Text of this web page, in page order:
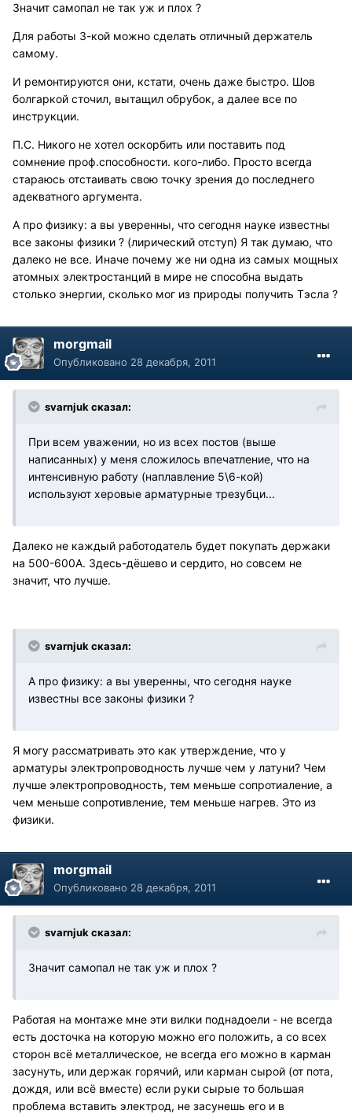
Значит самопал не так уж и плох ?
Для работы 3-кой можно сделать отличный держатель
самому.
И ремонтируются они, кстати, очень даже быстро. Шов
болгаркой сточил, вытащил обрубок, а далее все по
инструкции.
П.С. Никого не хотел оскорбить или поставить под
сомнение проф.способности. кого-либо. Просто всегда
стараюсь отстаивать свою точку зрения до последнего
адекватного аргумента.
А про физику: а вы уверенны, что сегодня науке известны
все законы физики ? (лирический отступ) Я так думаю, что
далеко не все. Иначе почему же ни одна из самых мощных
атомных электростанций в мире не способна выдать
столько энергии, сколько мог из природы получить Тэсла ?
morgmail
Опубликовано 28 декабря, 2011
svarnjuk сказал:
При всем уважении, но из всех постов (выше
написанных) у меня сложилось впечатление, что на
интенсивную работу (наплавление 5\6-кой)
используют херовые арматурные трезубци...
Далеко не каждый работодатель будет покупать держаки
на 500-600А. Здесь-дёшево и сердито, но совсем не
значит, что лучше.
svarnjuk сказал:
А про физику: а вы уверенны, что сегодня науке
известны все законы физики ?
Я могу рассматривать это как утверждение, что у
арматуры электропроводность лучше чем у латуни? Чем
лучше электропроводность, тем меньше сопротиаление, а
чем меньше сопротивление, тем меньше нагрев. Это из
физики.
morgmail
Опубликовано 28 декабря, 2011
svarnjuk сказал:
Значит самопал не так уж и плох ?
Работая на монтаже мне эти вилки поднадоели - не всегда
есть досточка на которую можно его положить, а со всех
сторон всё металлическое, не всегда его можно в карман
засунуть, или держак горячий, или карман сырой (от пота,
дождя, или всё вместе) если руки сырые то большая
проблема вставить электрод, не засунешь его и в